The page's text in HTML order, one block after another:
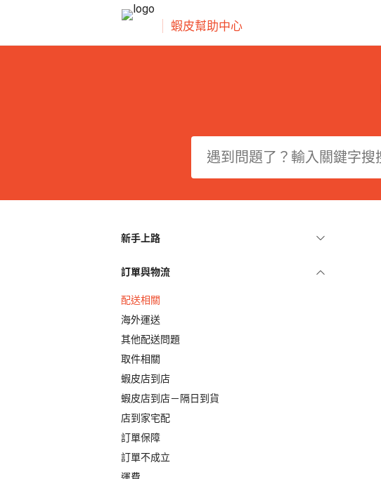
蝦皮幫助中心
新手上路
訂單與物流
配送相關
海外運送
其他配送問題
取件相關
蝦皮店到店
蝦皮店到店－隔日到貨
店到家宅配
訂單保障
訂單不成立